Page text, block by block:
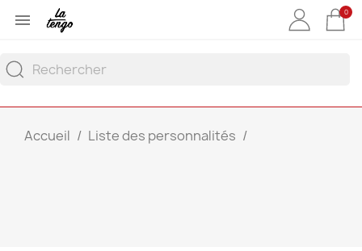
 0
Accueil Liste des personnalités